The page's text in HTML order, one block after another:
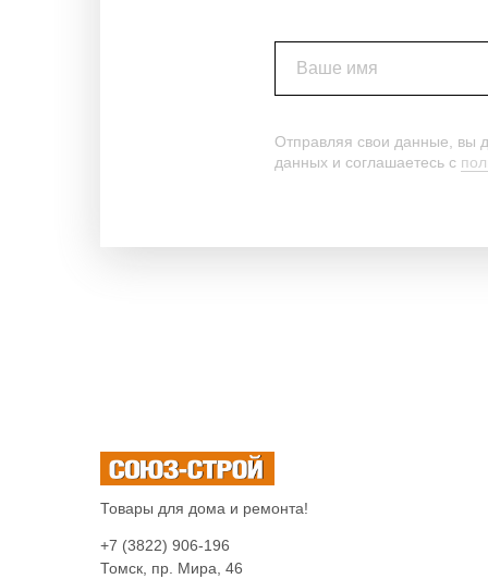
Ваше имя
Отправляя свои данные, вы
данных и соглашаетесь c
Товары для дома и ремонта!
+7 (3822) 906-196
Томск, пр. Мира, 46